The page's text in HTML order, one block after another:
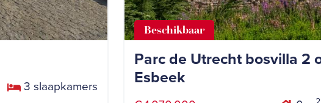
3 slaapkamers
Beschikbaar
Parc de Utrecht bosvilla 2
Esbeek